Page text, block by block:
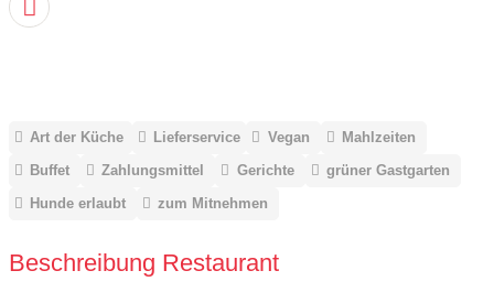
Art der Küche Lieferservice Vegan
Mahlzeiten
Buffet
Zahlungsmittel Gerichte
grüner Gastgarten
Hunde erlaubt
zum Mitnehmen
Beschreibung Restaurant